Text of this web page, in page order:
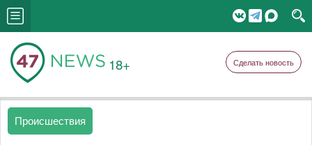
18+ Сделать новость
Происшествия